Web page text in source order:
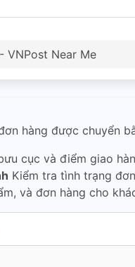
VNPost Near Me
hàng được chuyển
cục và điểm giao
Kiểm tra tình trạng
và đơn hàng cho